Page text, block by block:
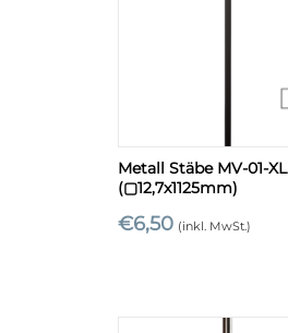
Metall Stäbe MV-01-XL
(▢12,7x1125mm)
€6,50 (inkl. MwSt.)